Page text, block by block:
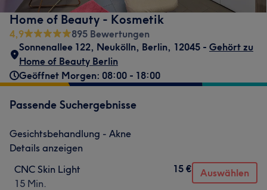
Home of Beauty - Kosmetik
4,9
895 Bewertungen
Sonnenallee 122, Neukölln, Berlin, 12045 - Gehört zu
Home of Beauty Berlin
Geöffnet Morgen: 08:00 - 18:00
Passende Suchergebnisse
Gesichtsbehandlung - Akne
Details anzeigen
CNC Skin Light
15 Min.
15 € Auswählen